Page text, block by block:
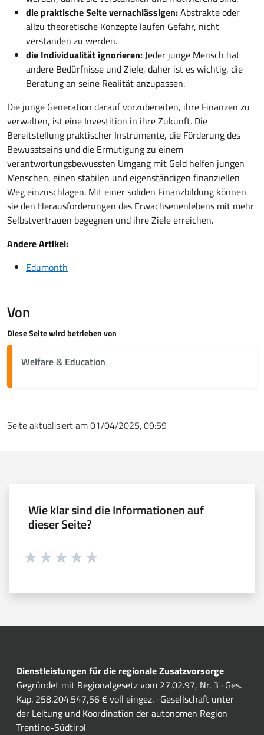
die praktische Seite vernachlässigen:Abstrakte oder
allzu theoretische Konzepte laufen Gefahr, nicht
verstanden zu werden.
die Individualität ignorieren: Jeder junge Mensch hat
andere Bedürfnisse und Ziele, daher ist es wichtig, die
Beratung an seine Realität anzupassen.
Die junge Generation darauf vorzubereiten, ihre Finanzen zu
verwalten, ist eine Investition in ihre Zukunft. Die
Bereitstellung praktischer Instrumente, die Förderung des
Bewusstseins und die Ermutigung zu einem
verantwortungsbewussten Umgang mit Geld helfen jungen
Menschen, einen stabilen und eigenständigen finanziellen
Weg einzuschlagen. Mit einer soliden Finanzbildung können
sie den Herausforderungen des Erwachsenenlebens mit mehr
Selbstvertrauen begegnen und ihre Ziele erreichen.
Andere Artikel:
Edumonth
Von
Diese Seite wird betrieben von
Welfare & Education
Seite aktualisiert am 01/04/2025, 09:59
Wie klar sind die Informationen auf
dieser Seite?
Dienstleistungen für die regionale Zusatzvorsorge
Gegründet mit Regionalgesetz vom 27.02.97, Nr. 3 · Ges.
Kap. 258.204.547,56 € voll eingez. · Gesellschaft unter
der Leitung und Koordination der autonomen Region
Trentino-Südtirol